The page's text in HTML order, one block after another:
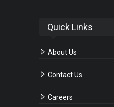
Quick Links
About Us
Contact Us
Careers